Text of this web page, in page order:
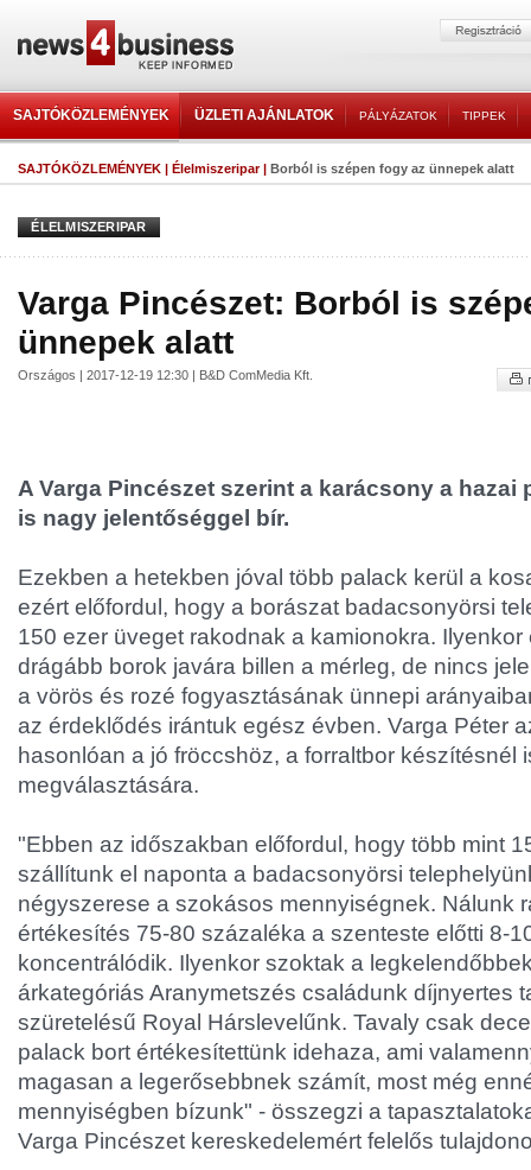
SAJTÓKÖZLEMÉNYEK ÜZLETI AJÁNLATOK PÁLYÁZATOK TIPPEK
SAJTÓKÖZLEMÉNYEK | Élelmiszeripar| Borból is szépen fogy az ünnepek alatt
ÉLELMISZERIPAR
Varga Pincészet: Borból is
ünnepek alatt
Országos | 2017-12-19 12:30 | B&D ComMedia Kft.
A Varga Pincészet szerint a karácsony a hazai
is nagy jelentőséggel bír.
Ezekben a hetekben jóval több palack kerül a
ezért előfordul, hogy a borászat badacsonyörsi
150 ezer üveget rakodnak a kamionokra.
drágább borok javára billen a mérleg, de nincs
a vörös és rozé fogyasztásának ünnepi
az érdeklődés irántuk egész évben. Varga Péter
hasonlóan a jó fröccshöz, a forraltbor készítésnél
megválasztására.
"Ebben az időszakban előfordul, hogy több mint
szállítunk el naponta a badacsonyörsi
négyszerese a szokásos mennyiségnek. Nálunk
értékesítés 75-80 százaléka a szenteste előtti 8-
koncentrálódik. Ilyenkor szoktak a
árkategóriás Aranymetszés családunk díjnyertes
szüretelésű Royal Hárslevelűnk. Tavaly csak
palack bort értékesítettünk idehaza, ami
magasan a legerősebbnek számít, most még
mennyiségben bízunk" - összegzi a
Varga Pincészet kereskedelemért felelős